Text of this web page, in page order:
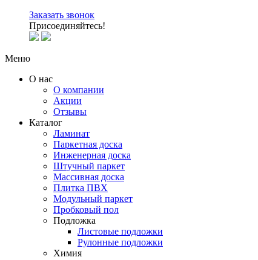
Заказать звонок
Присоединяйтесь!
Меню
О нас
О компании
Акции
Отзывы
Каталог
Ламинат
Паркетная доска
Инженерная доска
Штучный паркет
Массивная доска
Плитка ПВХ
Модульный паркет
Пробковый пол
Подложка
Листовые подложки
Рулонные подложки
Химия